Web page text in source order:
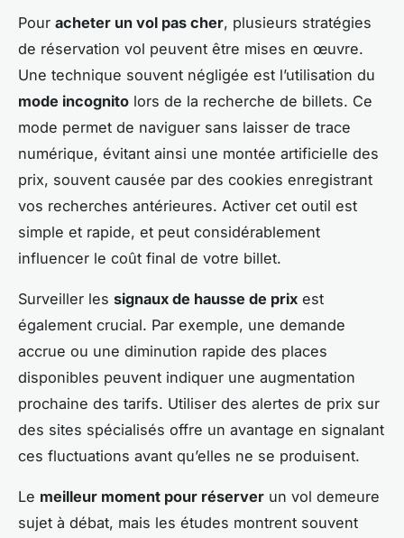
Pour acheter un vol pas cher, plusieurs stratégies
de réservation vol peuvent être mises en œuvre.
Une technique souvent négligée est l’utilisation du
mode incognito lors de la recherche de billets. Ce
mode permet de naviguer sans laisser de trace
numérique, évitant ainsi une montée artificielle des
prix, souvent causée par des cookies enregistrant
vos recherches antérieures. Activer cet outil est
simple et rapide, et peut considérablement
influencer le coût final de votre billet.
Surveiller les signaux de hausse de prix est
également crucial. Par exemple, une demande
accrue ou une diminution rapide des places
disponibles peuvent indiquer une augmentation
prochaine des tarifs. Utiliser des alertes de prix sur
des sites spécialisés offre un avantage en signalant
ces fluctuations avant qu’elles ne se produisent.
Le meilleur moment pour réserver un vol demeure
sujet à débat, mais les études montrent souvent